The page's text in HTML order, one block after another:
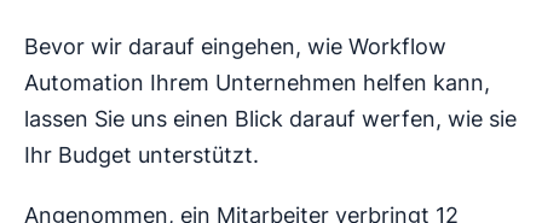
Bevor wir darauf eingehen, wie Workflow
Automation Ihrem Unternehmen helfen kann,
lassen Sie uns einen Blick darauf werfen, wie sie
Ihr Budget unterstützt.
Angenommen, ein Mitarbeiter verbringt 12